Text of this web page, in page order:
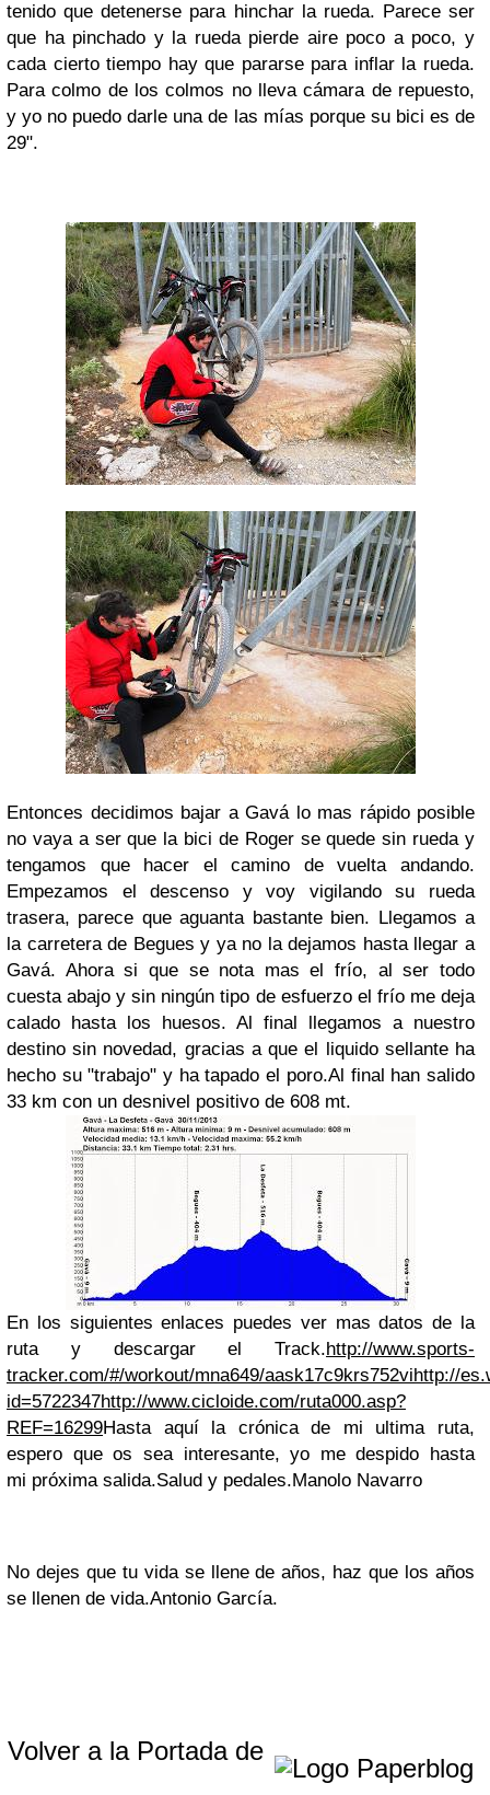
tenido que detenerse para hinchar la rueda. Parece ser
que ha pinchado y la rueda pierde aire poco a poco, y
cada cierto tiempo hay que pararse para inflar la rueda.
Para colmo de los colmos no llevacámarade repuesto,
y yo no puedo darle una de las mías porque su bici es de
29".
Entonces decidimos bajar a Gavá lo mas rápido posible
no vaya a ser que la bici de Roger se quede sin rueda y
tengamos que hacer el camino de vuelta andando.
Empezamos el descenso y voy vigilando su rueda
trasera, parece que aguanta bastante bien. Llegamos a
la carretera de Begues y ya no la dejamos hasta llegar a
Gavá. Ahora si que se nota mas el frío, al ser todo
cuesta abajo y sin ningún tipo de esfuerzo el fríome deja
calado hasta los huesos. Al final llegamos a nuestro
destino sin novedad, gracias a que el liquido sellante ha
hecho su "trabajo" y ha tapado el poro.Al final han salido
33 km con un desnivel positivo de 608 mt.
En los siguientes enlaces puedes ver mas datos de la
ruta y descargar el Track.http://www.sports-
tracker.com/#/workout/mna649/aask17c9krs752vihttp://
id=5722347http://www.cicloide.com/ruta000.asp?
REF=16299Hasta aquí la crónica de mi ultima ruta,
espero que os sea interesante, yo me despido hasta
mi próxima salida.Salud y pedales.Manolo Navarro
No dejes que tu vida se llene de años, haz que los años
se llenen de vida.Antonio García.
Volver a la Portada de